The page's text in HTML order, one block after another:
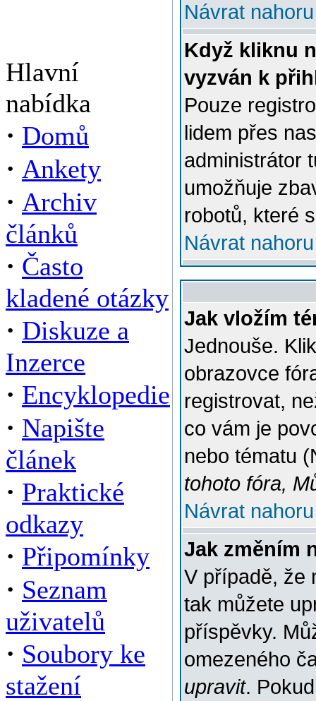
Hlavní
nabídka
· Domů
· Ankety
· Archiv
článků
· Často
kladené otázky
· Diskuze a
Inzerce
· Encyklopedie
· Napište
článek
· Praktické
odkazy
· Připomínky
· Seznam
uživatelů
· Soubory ke
stažení
Návrat nahoru
Když kliknu
vyzván k
Pouze
lidem přes
administrátor
umožňuje
robotů, které
Návrat nahoru
Jak vložím
Jednouše.
obrazovce
registrovat,
co vám je
nebo tématu
tohoto fóra,
Návrat nahoru
Jak změním
V případě, že
tak můžete
příspěvky.
omezeného
upravit.